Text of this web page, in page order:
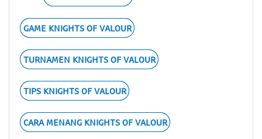
GAME KNIGHTS OF VALOUR
TURNAMEN KNIGHTS OF VALOUR
TIPS KNIGHTS OF VALOUR
CARA MENANG KNIGHTS OF VALOUR